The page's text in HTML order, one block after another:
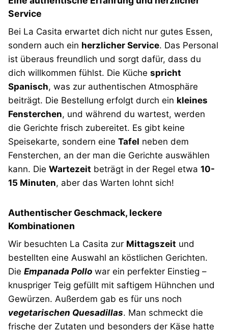
Service
Bei La Casita erwartet dich nicht nur gutes Essen,
sondern auch ein herzlicher Service. Das Personal
ist überaus freundlich und sorgt dafür, dass du
dich willkommen fühlst. Die Küche spricht
Spanisch, was zur authentischen Atmosphäre
beiträgt. Die Bestellung erfolgt durch ein kleines
Fensterchen, und während du wartest, werden
die Gerichte frisch zubereitet. Es gibt keine
Speisekarte, sondern eine Tafel neben dem
Fensterchen, an der man die Gerichte auswählen
kann. Die Wartezeit beträgt in der Regel etwa 10-
15 Minuten, aber das Warten lohnt sich!
Authentischer Geschmack, leckere
Kombinationen
Wir besuchten La Casita zur Mittagszeit und
bestellten eine Auswahl an köstlichen Gerichten.
Die Empanada Pollo war ein perfekter Einstieg –
knuspriger Teig gefüllt mit saftigem Hühnchen und
Gewürzen. Außerdem gab es für uns noch
vegetarischen Quesadillas. Man schmeckt die
frische der Zutaten und besonders der Käse hatte